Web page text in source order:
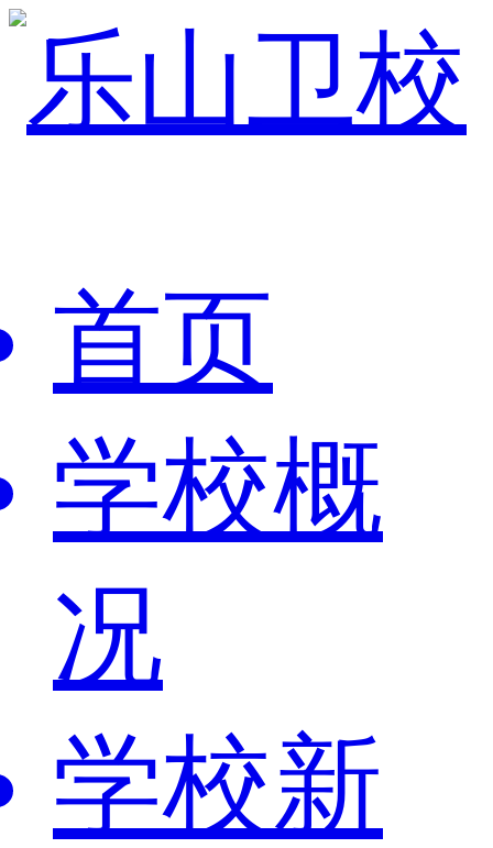
首页
学校概
况
学校新